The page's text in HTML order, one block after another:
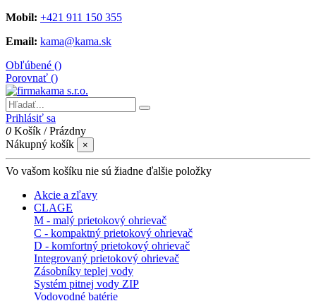
Mobil: +421 911 150 355
Email: kama@kama.sk
Obľúbené ()
Porovnať ()
Prihlásiť sa
0 Košík /Prázdny
Nákupný košík
×
Vo vašom košíku nie sú žiadne ďalšie položky
Akcie a zľavy
CLAGE
M - malý prietokový ohrievač
C - kompaktný prietokový ohrievač
D - komfortný prietokový ohrievač
Integrovaný prietokový ohrievač
Zásobníky teplej vody
Systém pitnej vody ZIP
Vodovodné batérie